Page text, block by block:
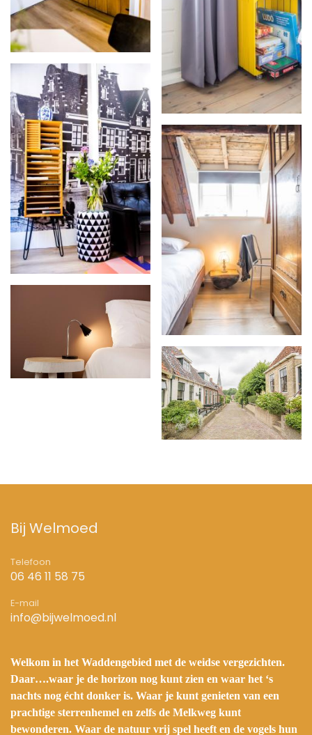
Bij Welmoed
Telefoon
06 46 11 58 75
E-mail
info@bijwelmoed.nl
Welkom in het Waddengebied met de weidse vergezichten.
Daar….waar je de horizon nog kunt zien en waar het ‘s
nachts nog écht donker is. Waar je kunt genieten van een
prachtige sterrenhemel en zelfs de Melkweg kunt
bewonderen. Waar de natuur vrij spel heeft en de vogels hun